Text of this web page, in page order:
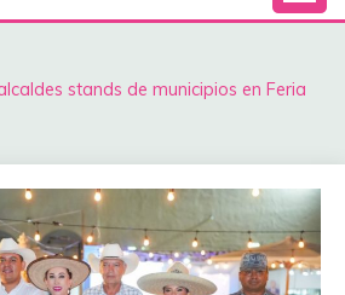
– VILLA
stands de municipios en Feria